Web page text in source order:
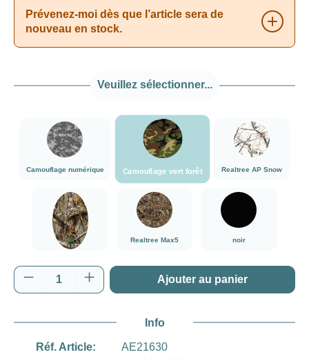
Prévenez-moi dès que l’article sera de
nouveau en stock.
Veuillez sélectionner...
Camouflage numérique
###Camouflage numérique###LensCoat
Camouflage vert forêt
###Camouflage vert forêt###LensCoat
Realtree AP Snow
###Realtree AP
###Realtree Edge###LensCoat
Realtree Max5
###Realtree Max5###LensCoat
noir
Quantité de produit : Entrez la quantité
Ajouter au panier
Info
Réf. Article:
AE21630